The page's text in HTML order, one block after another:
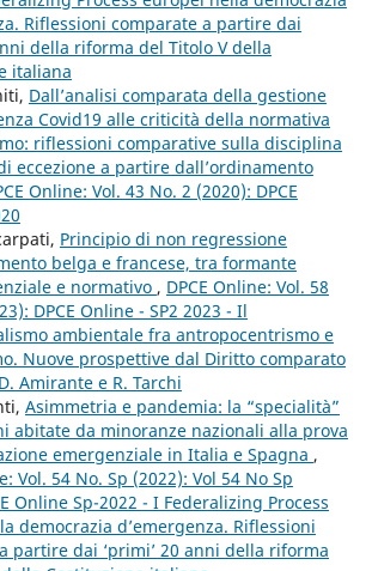
Riflessioni comparate a partire dai
della riforma del Titolo V della
italiana
Dall’analisi comparata della gestione
Covid19 alle criticità della normativa
riflessioni comparative sulla disciplina
eccezione a partire dall’ordinamento
Online: Vol. 43 No. 2 (2020): DPCE
Principio di non regressione
belga e francese, tra formante
e normativo , DPCE Online: Vol. 58
DPCE Online - SP2 2023 - Il
ambientale fra antropocentrismo e
Nuove prospettive dal Diritto comparato
Amirante e R. Tarchi
Asimmetria e pandemia: la “specialità”
abitate da minoranze nazionali alla prova
emergenziale in Italia e Spagna ,
Vol. 54 No. Sp (2022): Vol 54 No Sp
Online Sp-2022 - I Federalizing Process
democrazia d’emergenza. Riflessioni
partire dai ‘primi’ 20 anni della riforma